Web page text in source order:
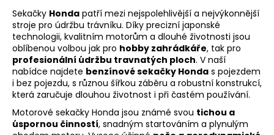
l
á
d
a
c
í
p
r
v
Sekačky Honda patří mezi nejspolehlivější a nejvýkonnější
stroje pro údržbu trávníku. Díky precizní japonské
technologii, kvalitním motorům a dlouhé životnosti jsou
oblíbenou volbou jak pro hobby zahrádkáře, tak pro
profesionální údržbu travnatých ploch. V naší
nabídce najdete benzínové sekačky Honda s pojezdem
i bez pojezdu, s různou šířkou záběru a robustní konstrukcí,
která zaručuje dlouhou životnost i při častém používání.
Motorové sekačky Honda jsou známé svou tichou a
úspornou činností, snadným startováním a plynulým